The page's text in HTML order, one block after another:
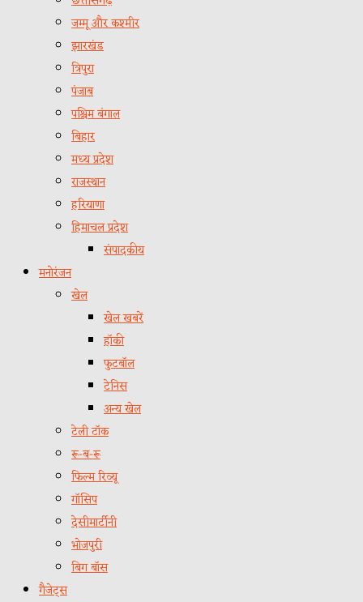
जम्मू और कश्मीर
झारखंड
त्रिपुरा
पंजाब
पश्चिम बंगाल
बिहार
मध्य प्रदेश
राजस्थान
हरियाणा
हिमाचल प्रदेश
संपादकीय
मनोरंजन
खेल
खेल खबरें
हॉकी
फुटबॉल
टेनिस
अन्य खेल
टेली टॉक
रू-ब-रू
फिल्म रिव्यू
गॉसिप
देसीमार्टीनी
भोजपुरी
बिग बॉस
गैजेट्स